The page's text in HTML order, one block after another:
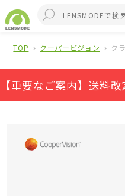
TOP クーパービジョン ク
【重要なご案内】送料